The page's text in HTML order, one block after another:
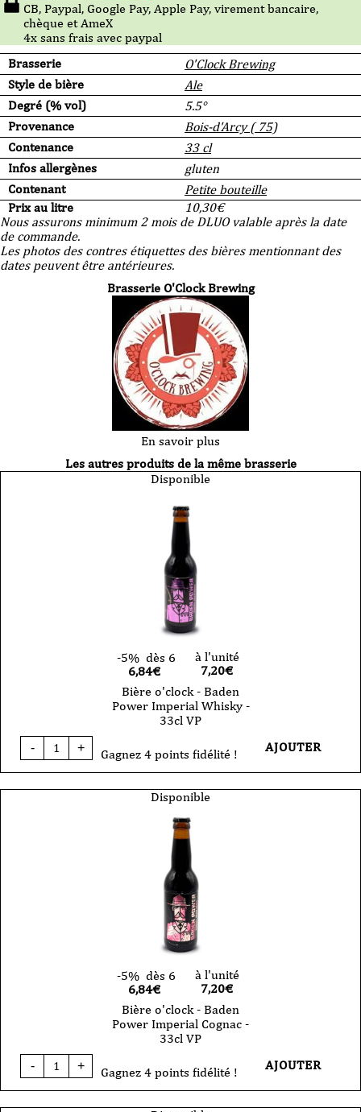
Brasserie
O'Clock Brewing
Style de bière
Ale
Degré (% vol)
5.5°
Provenance
Bois-d'Arcy ( 75)
Contenance
33 cl
Infos allergènes
gluten
Contenant
Petite bouteille
Prix au litre
10,30€
Nous assurons minimum 2 mois de DLUO valable après la date
de commande.
Les photos des contres étiquettes des bières mentionnant des
dates peuvent être antérieures.
CB, Paypal, Google Pay, Apple Pay, virement bancaire,
chèque et AmeX
4x sans frais avec paypal
Brasserie O'Clock Brewing
En savoir plus
Les autres produits de la même brasserie
Disponible
-5% dès 6
6,84€
à l'unité
7,20€
Bière o'clock - Baden
Power Imperial Whisky -
33cl VP
-
quantité
de
-
+ Gagnez 4 points fidélité ! AJOUTER
Disponible
-5% dès 6
6,84€
à l'unité
7,20€
Bière o'clock - Baden
Power Imperial Cognac -
33cl VP
-
quantité
de
+ Gagnez 4 points fidélité ! AJOUTER